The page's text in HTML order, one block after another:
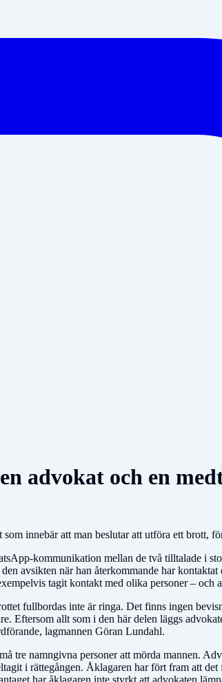
advokat och en
innebär att man beslutar att utföra ett brott,
kommunikation mellan de två tilltalade i
avsikten när han återkommande har
tagit kontakt med olika personer –
fullbordas inte är ringa. Det finns ingen
Eftersom allt som i den här delen läggs
lagmannen Göran Lundahl.
tre namngivna personer att mörda mannen.
i rättegången. Åklagaren har fört fram att
har åklagaren inte styrkt att advokaten